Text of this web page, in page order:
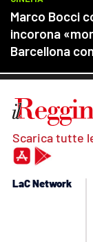
Scarica tutte
LaC Network